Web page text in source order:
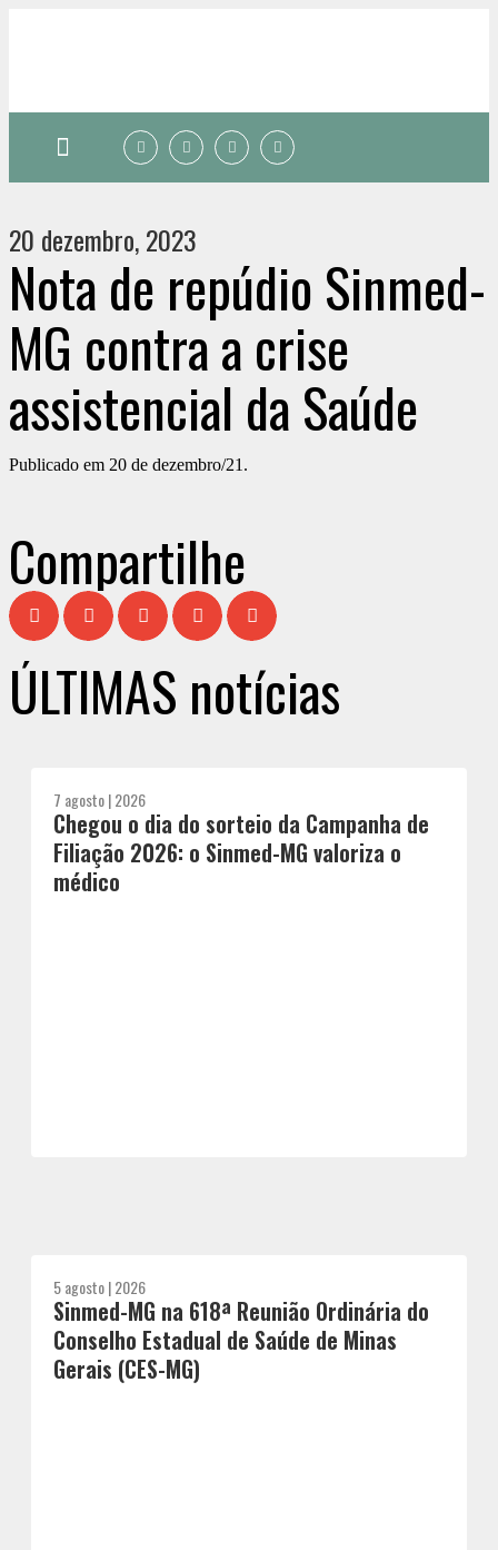
20 dezembro, 2023
Nota de repúdio Sinmed-
MG contra a crise
assistencial da Saúde
Publicado em 20 de dezembro/21.
Compartilhe
ÚLTIMAS notícias
7 agosto | 2026
Chegou o dia do sorteio da Campanha de
Filiação 2026: o Sinmed-MG valoriza o
médico
5 agosto | 2026
Sinmed-MG na 618ª Reunião Ordinária do
Conselho Estadual de Saúde de Minas
Gerais (CES-MG)